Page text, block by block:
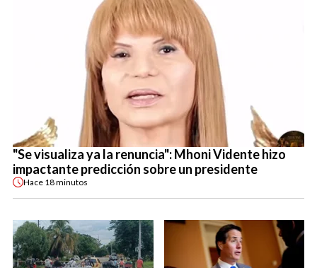
"Se visualiza ya la renuncia": Mhoni Vidente hizo
impactante predicción sobre un presidente
Hace 18 minutos